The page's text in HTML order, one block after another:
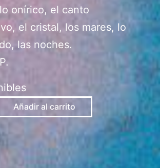
onírico, el canto
el cristal, los mares, lo
las noches.
Añadir al carrito